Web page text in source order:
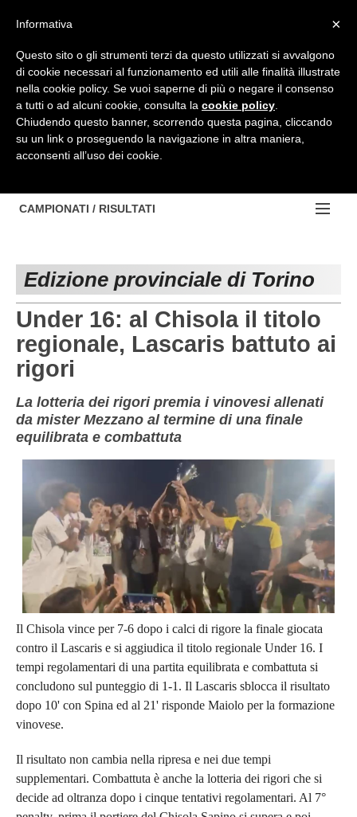
HOME
BACHECA
PROVINCE
TORINO
PINEROLO
CUNEO
ALESSANDRIA
NOVARA
ASTI
BIELLA
VERBANO-CUSIO-OSSOIA
AOSTA
Carica la tua Rosa
NOTIZIE:
APPROFONDIMENTO
NAZIONALI
DILETTANTI
GIOVANILI
SCUOLA CALCIO
EVENTI
CAMPIONATI / RISULTATI
NAZIONALI
REGIONALI
Edizione provinciale di Torino
Under 16: al Chisola il titolo
regionale, Lascaris battuto ai
rigori
La lotteria dei rigori premia i vinovesi allenati
da mister Mezzano al termine di una finale
equilibrata e combattuta
Il Chisola vince per 7-6 dopo i calci di rigore la finale giocata
contro il Lascaris e si aggiudica il titolo regionale Under 16. I
tempi regolamentari di una partita equilibrata e combattuta si
concludono sul punteggio di 1-1. Il Lascaris sblocca il risultato
dopo 10' con Spina ed al 21' risponde Maiolo per la formazione
vinovese.
Il risultato non cambia nella ripresa e nei due tempi
supplementari. Combattuta è anche la lotteria dei rigori che si
decide ad oltranza dopo i cinque tentativi regolamentari. Al 7°
×
Informativa
Questo sito o gli strumenti terzi da questo utilizzati si avvalgono
di cookie necessari al funzionamento ed utili alle finalità illustrate
nella cookie policy. Se vuoi saperne di più o negare il consenso
a tutti o ad alcuni cookie, consulta la cookie policy
Chiudendo questo banner, scorrendo questa pagina, cliccando
su un link o proseguendo la navigazione in altra maniera,
acconsenti all’uso dei cookie.